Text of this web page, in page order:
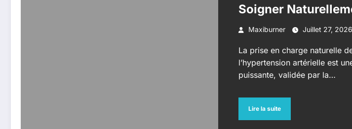
Soigner
Maxiburner Juillet 27, 2026
La prise en charge naturelle
l’hypertension artérielle est
puissante, validée par la…
Lire la suite